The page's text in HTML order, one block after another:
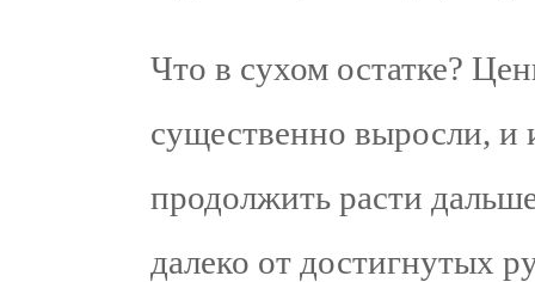
Что в сухом остатке?
существенно выросли,
продолжить расти
далеко от достигнутых